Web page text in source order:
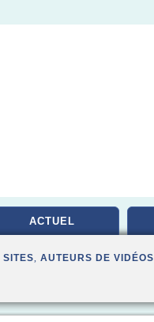
ACTUEL
SITES, AUTEURS DE VIDÉOS